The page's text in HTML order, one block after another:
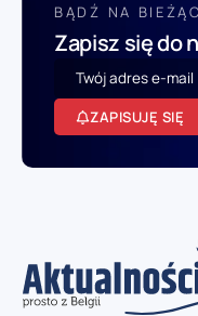
BĄDŹ NA
Zapisz się do
ZAPISUJĘ SIĘ